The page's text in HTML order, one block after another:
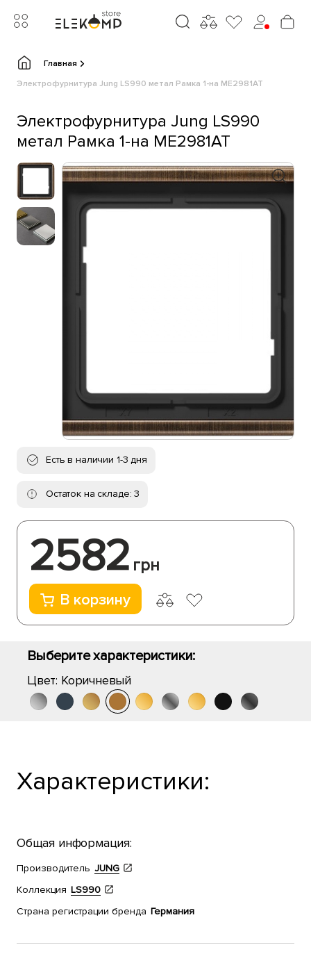
Главная
Электрофурнитура Jung LS990 метал Рамка 1-на ME2981AT
Электрофурнитура Jung LS990
метал Рамка 1-на ME2981AT
Есть в наличии 1-3 дня
Остаток на складе: 3
2582 грн
В корзину
Выберите характеристики:
Цвет: Коричневый
Характеристики:
Общая информация:
Производитель JUNG
Коллекция LS990
Страна регистрации бренда Германия